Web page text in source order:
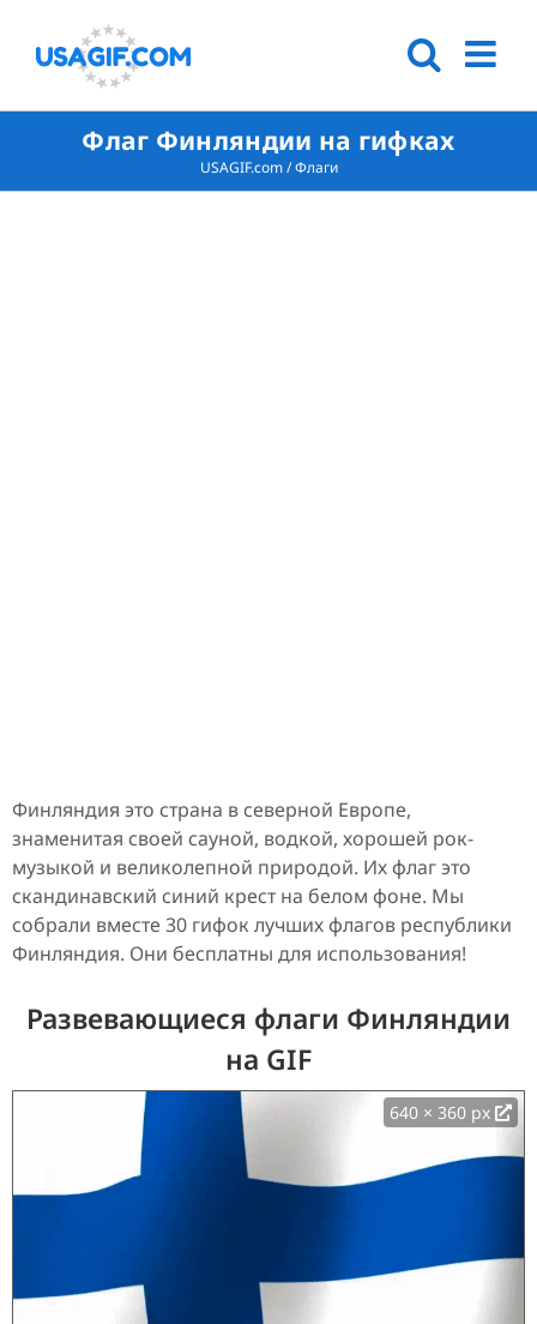
Флаг Финляндии на гифках
USAGIF.com/Флаги
Финляндия это страна в северной Европе,
знаменитая своей сауной, водкой, хорошей рок-
музыкой и великолепной природой. Их флаг это
скандинавский синий крест на белом фоне. Мы
собрали вместе 30 гифок лучших флагов республики
Финляндия. Они бесплатны для использования!
Развевающиеся флаги Финляндии
на GIF
640 × 360 px